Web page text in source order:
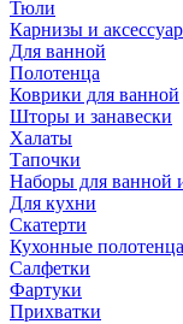
Тюли
Карнизы и
Для ванной
Полотенца
Коврики для ванной
Шторы и занавески
Халаты
Тапочки
Наборы для ванной
Для кухни
Скатерти
Кухонные полотенца
Салфетки
Фартуки
Прихватки